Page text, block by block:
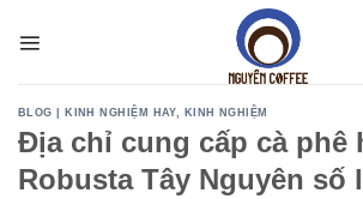
BLOG | KINH NGHIỆM HAY, KINH NGHIỆM
Địa chỉ cung cấp cà phê
Robusta Tây Nguyên